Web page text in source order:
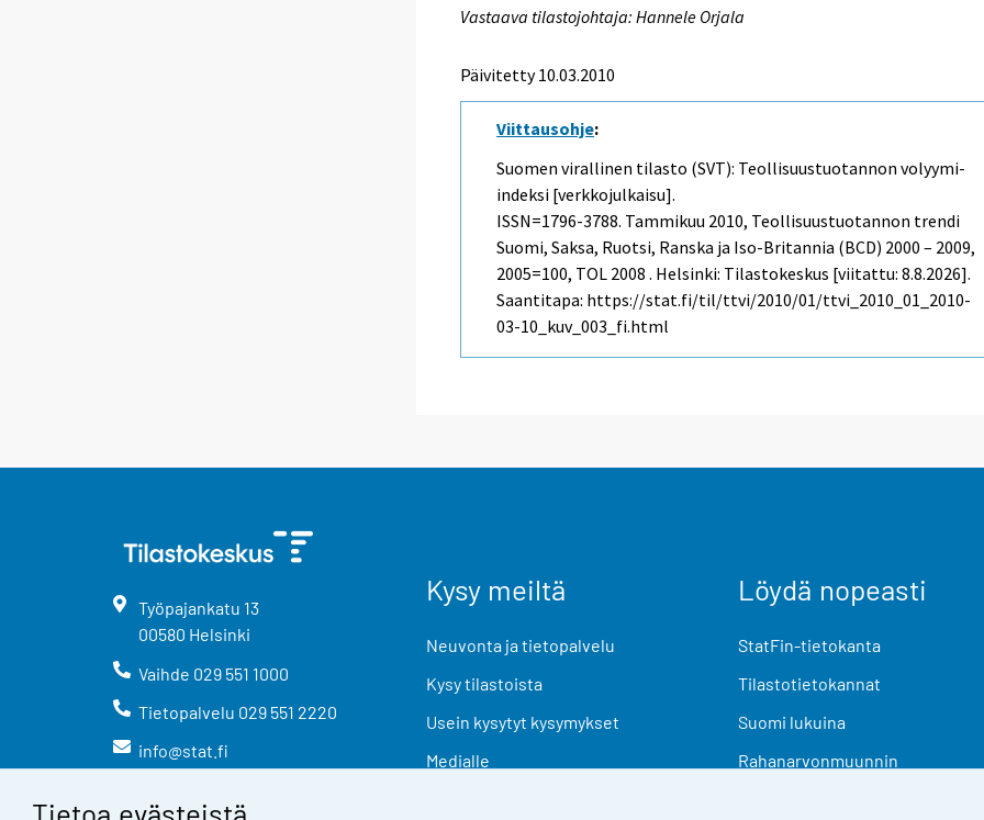
Tietoa evästeistä
Vastaava tilastojohtaja: Hannele Orjala
Päivitetty 10.03.2010
Viittausohje:
Suomen virallinen tilasto (SVT): Teollisuustuotannon volyymi-
indeksi [verkkojulkaisu].
ISSN=1796-3788. Tammikuu 2010, Teollisuustuotannon trendi
Suomi, Saksa, Ruotsi, Ranska ja Iso-Britannia (BCD) 2000 – 2009,
2005=100, TOL 2008 . Helsinki: Tilastokeskus [viitattu: 8.8.2026].
Saantitapa: https://stat.fi/til/ttvi/2010/01/ttvi_2010_01_2010-
03-10_kuv_003_fi.html
Työpajankatu 13
00580 Helsinki
Vaihde 029 551 1000
Tietopalvelu 029 551 2220
info@stat.fi
Kysy meiltä
Neuvonta ja tietopalvelu
Kysy tilastoista
Usein kysytyt kysymykset
Medialle
Löydä nopeasti
StatFin-tietokanta
Tilastotietokannat
Suomi lukuina
Rahanarvonmuunnin